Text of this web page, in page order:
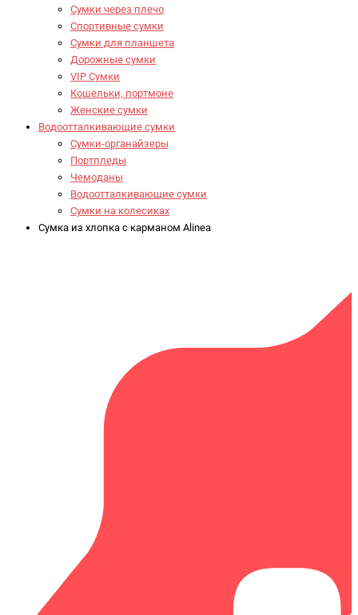
Сумки через плечо
Спортивные сумки
Сумки для планшета
Дорожные сумки
VIP Сумки
Кошельки, портмоне
Женские сумки
Водоотталкивающие сумки
Сумки-органайзеры
Портпледы
Чемоданы
Водоотталкивающие сумки
Сумки на колесиках
Сумка из хлопка с карманом Alinea